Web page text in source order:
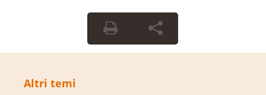
Altri temi